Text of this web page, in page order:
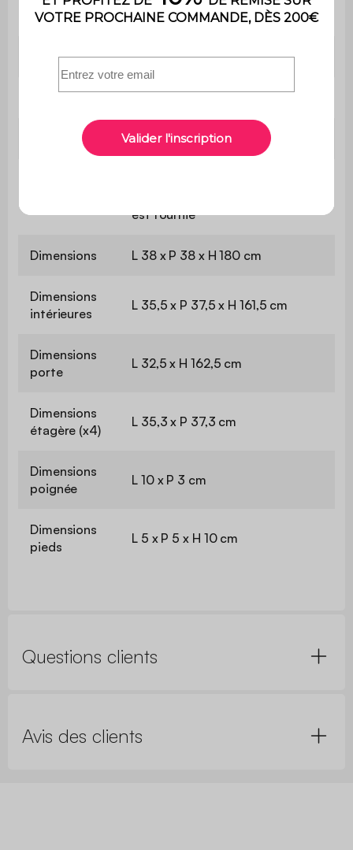
bois
Non
Utilisation Intérieure
Usage usage domestique uniquement
2 ans
est fournie
Dimensions L 38 x P 38 x H 180 cm
Dimensions
intérieures
L 35,5 x P 37,5 x H 161,5 cm
Dimensions
porte
L 32,5 x H 162,5 cm
Dimensions
étagère (x4)
L 35,3 x P 37,3 cm
Dimensions
poignée
L 10 x P 3 cm
Dimensions
pieds
L 5 x P 5 x H 10 cm
Questions clients
Avis des clients